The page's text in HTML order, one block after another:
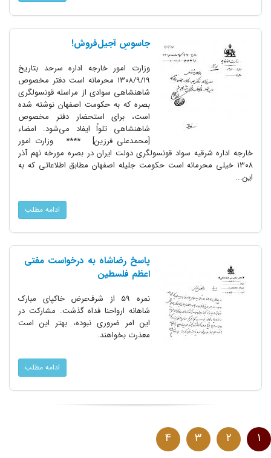
جاسوسِ آجیل‌فروش!
وزارت امور خارجه اداره سرحد بتاریخ
۱۳۰۸/۹/۱۹ محرمانه است دفتر مخصوص
شاهنشاهی سوادی از مراسله قونسولگری
بصره که به حکومت اصفهان نوشته شده
است، برای استحضار دفتر مخصوص
شاهنشاهی تلواً ایفاد می‌شود. امضاء
[محمدعلی فرزین] **** وزارت امور
خارجه اداره شرقیه سواد قونسولگری دولت ایران در بصره مورخه نهم آذر
۱۳۰۸ خیلی محرمانه است حکومت جلیله اصفهان مطابق اطلاعاتی که به
این...
ادامه مطلب
پاسخ رضاشاه به درخواست مفتی
اعظم فلسطین
نمره ۵۹ از شرف‌عرض خاکپای مبارک
شاهانه ارواحنا فداه گذشت. مشارکت در
این امر ضروری نبوده، بهتر این است
معذرت بخواهند.
ادامه مطلب
1
2
3
4